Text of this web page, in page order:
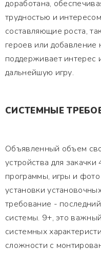
доработана,
трудностью и
составляющие роста,
героев или добавление
поддерживает интерес
дальнейшую игру.
СИСТЕМНЫЕ
Объявленный объем
устройства для
программы, игры и
установки
требование -
системы. 9+, это
системных
сложности с